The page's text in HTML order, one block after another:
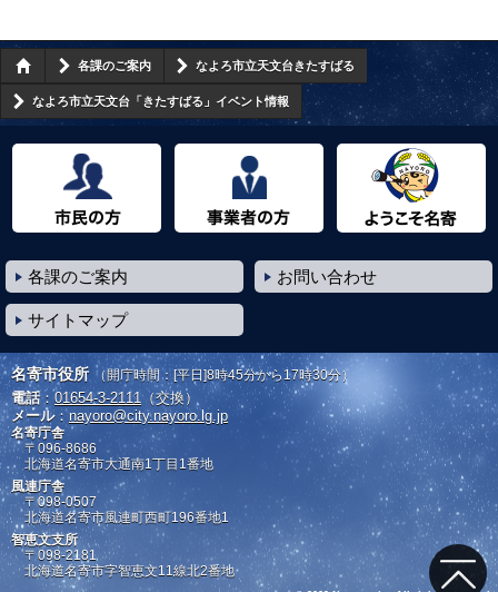
各課のご案内 なよろ市立天文台きたすばる
なよろ市立天文台「きたすばる」イベント情報
各課のご案内 お問い合わせ
サイトマップ
名寄市役所 （開庁時間：[平日]8時45分から17時30分）
電話： 01654-3-2111（交換）
メール：nayoro@city.nayoro.lg.jp
名寄庁舎
〒096-8686
北海道名寄市大通南1丁目1番地
風連庁舎
〒098-0507
北海道名寄市風連町西町196番地1
智恵文支所
〒098-2181
北海道名寄市字智恵文11線北2番地